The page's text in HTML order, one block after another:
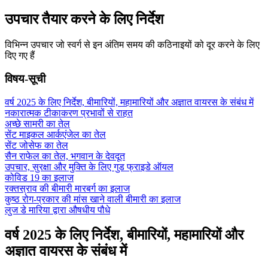
उपचार तैयार करने के लिए निर्देश
विभिन्न उपचार जो स्वर्ग से इन अंतिम समय की कठिनाइयों को दूर करने के लिए
दिए गए हैं
विषय-सूची
वर्ष 2025 के लिए निर्देश, बीमारियों, महामारियों और अज्ञात वायरस के संबंध में
नकारात्मक टीकाकरण प्रभावों से राहत
अच्छे सामरी का तेल
सेंट माइकल आर्कएंजेल का तेल
सेंट जोसेफ का तेल
सैन राफेल का तेल, भगवान के देवदूत
उपचार, सुरक्षा और मुक्ति के लिए गुड फ्राइडे ऑयल
कोविड 19 का इलाज
रक्तस्राव की बीमारी मारबर्ग का इलाज
कुष्ठ रोग-प्रकार की मांस खाने वाली बीमारी का इलाज
लुज डे मारिया द्वारा औषधीय पौधे
वर्ष 2025 के लिए निर्देश, बीमारियों, महामारियों और
अज्ञात वायरस के संबंध में